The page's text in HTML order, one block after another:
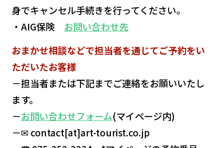
身でキャンセル手続きを行ってください。
・AIG保険 お問い合わせ先
おまかせ相談などで担当者を通じてご予約をい
ただいたお客様
－担当者または下記までご連絡をお願いいたし
ます。
－お問い合わせフォーム(マイページ内)
－✉ contact[at]art-tourist.co.jp